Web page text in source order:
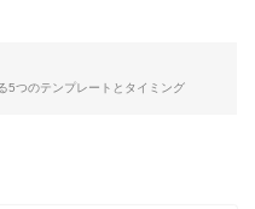
5つのテンプレートとタイミング